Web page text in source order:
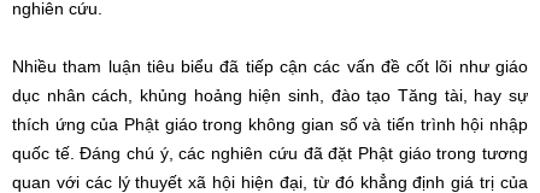
nghiên cứu.
Nhiều tham luận tiêu biểu đã tiếp cận các vấn đề cốt lõi như giáo
dục nhân cách, khủng hoảng hiện sinh, đào tạo Tăng tài, hay sự
thích ứng của Phật giáo trong không gian số và tiến trình hội nhập
quốc tế. Đáng chú ý, các nghiên cứu đã đặt Phật giáo trong tương
quan với các lý thuyết xã hội hiện đại, từ đó khẳng định giá trị của